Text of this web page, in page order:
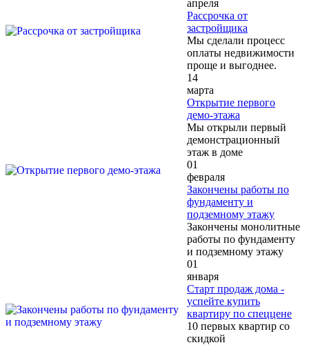
апреля
Рассрочка от
застройщика
Мы сделали процесс
оплаты недвижимости
проще и выгоднее.
14
марта
Открытие первого
демо-этажа
Мы открыли первый
демонстрационный
этаж в доме
01
февраля
Закончены работы по
фундаменту и
подземному этажу
Закончены монолитные
работы по фундаменту
и подземному этажу
01
января
Старт продаж дома -
успейте купить
квартиру по спеццене
10 первых квартир со
скидкой